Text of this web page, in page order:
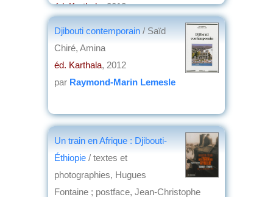
éd. Karthala, 2013
Djibouti contemporain / Saïd
Chiré, Amina
éd. Karthala, 2012
par Raymond-Marin Lemesle
Un train en Afrique : Djibouti-
Éthiopie / textes et
photographies, Hugues
Fontaine ; postface, Jean-Christophe